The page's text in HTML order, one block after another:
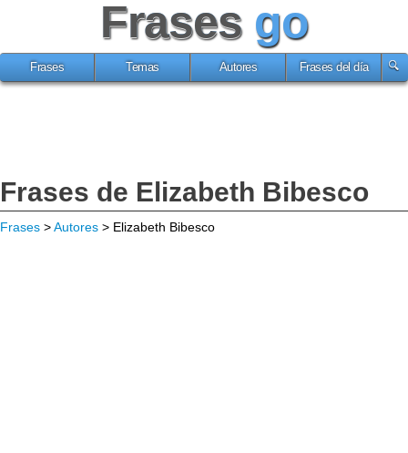
Frases go
Frases Temas Autores Frases del día
Frases de Elizabeth Bibesco
Frases >Autores > Elizabeth Bibesco